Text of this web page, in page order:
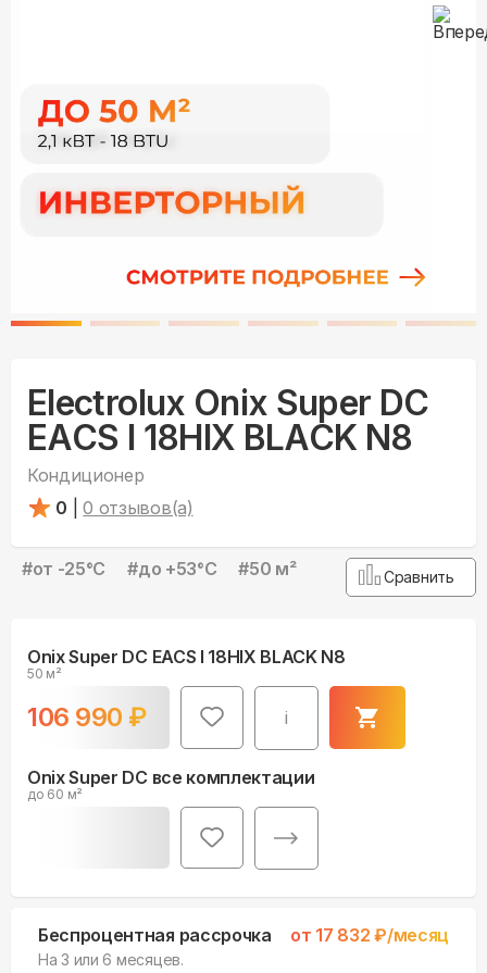
Electrolux Onix Super DC
EACS I 18HIX BLACK N8
Кондиционер
0
0 отзывов(а)
#от -25°С #до +53°С #50 м² Сравнить
Onix Super DC EACS I 18HIX BLACK N8
50 м²
106 990 ₽ i
Onix Super DC все комплектации
до 60 м²
Беспроцентная рассрочка от 17 832 ₽/месяц
На 3 или 6 месяцев.